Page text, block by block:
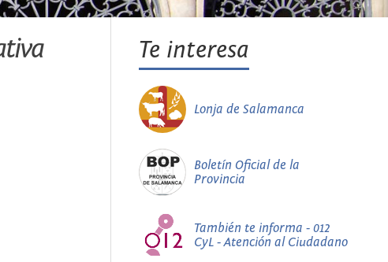
Te interesa
Lonja de Salamanca
Boletín Oficial de la
Provincia
También te informa - 012
CyL - Atención al Ciudadano